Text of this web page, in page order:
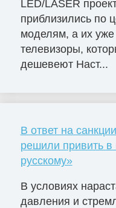
LED/LASER
приблизились по
моделям, а их
телевизоры,
дешевеют Наст...
В ответ на
решили привить
русскому»
В условиях
давления и